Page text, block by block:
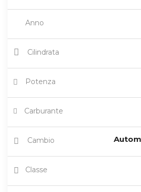
Anno
Cilindrata
Potenza
Carburante
Cambio
Classe